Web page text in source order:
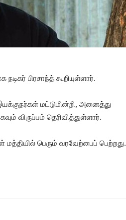
பிரசாந்த் கூறியுள்ளார்.
மட்டுமின்றி, அனைத்து
விருப்பம் தெரிவித்துள்ளார்.
மத்தியில் பெரும் வரவேற்பைப் பெற்றது.